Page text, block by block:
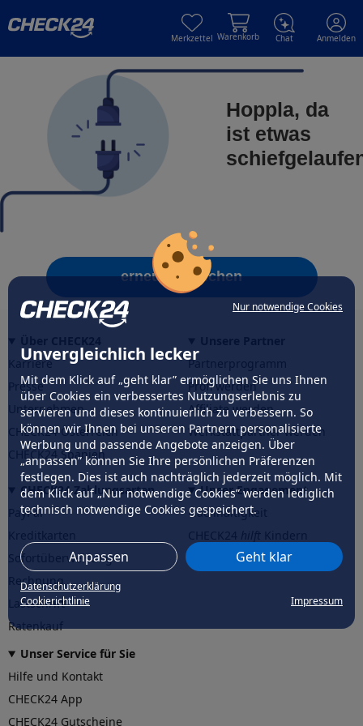
Nur notwendige Cookies
Unvergleichlich lecker
Mit dem Klick auf „geht klar” ermöglichen Sie uns Ihnen
über Cookies ein verbessertes Nutzungserlebnis zu
servieren und dieses kontinuierlich zu verbessern. So
können wir Ihnen bei unseren Partnern personalisierte
Werbung und passende Angebote anzeigen. Über
„anpassen” können Sie Ihre persönlichen Präferenzen
festlegen. Dies ist auch nachträglich jederzeit möglich. Mit
dem Klick auf „Nur notwendige Cookies” werden lediglich
technisch notwendige Cookies gespeichert.
Anpassen Geht klar
Datenschutzerklärung
Cookierichtlinie
Impressum
Merkzettel Warenkorb Chat Anmelden
Hoppla, da
ist etwas
erneut versuchen
Karriere
Presse
Unternehmen
CHECK24 Österreich
CHECK24 Spanien
Partnerprogramm
Profi werden
Affiliate werden
Werkstattpartner werden
CHECK24 Zahlungsarten
PayPal
Sofortüberweisung
Rechnung
Lastschrift
Ratenkauf
Unser Engagement
Nachhaltigkeit
CHECK24hilftder Natur
Unser Service für Sie
Hilfe und Kontakt
CHECK24 App
CHECK24 Gutscheine